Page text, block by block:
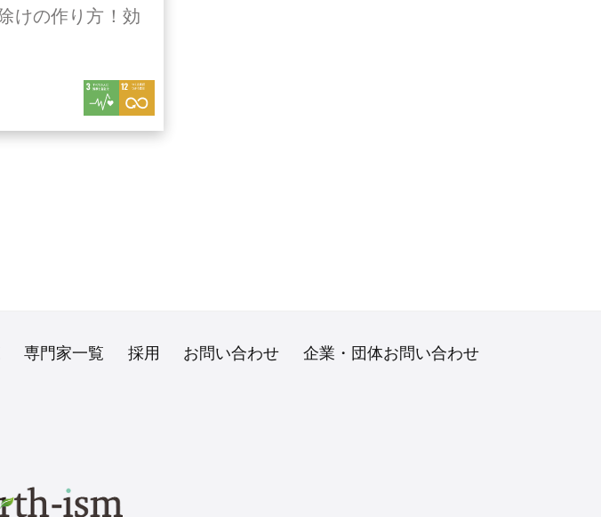
けの作り方！効
専門家一覧 採用 お問い合わせ 企業・団体お問い合わせ